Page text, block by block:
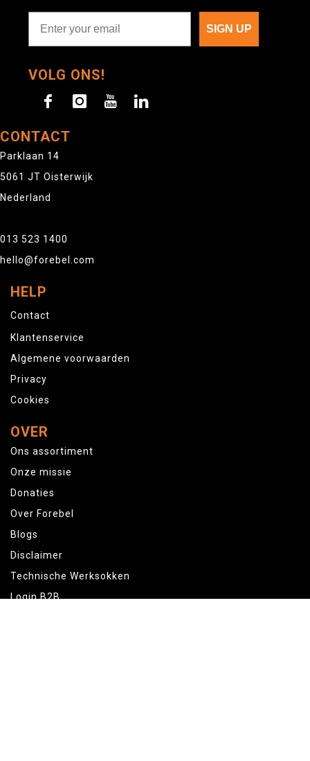
SIGN UP
VOLG ONS!
CONTACT
Parklaan 14
5061 JT Oisterwijk
Nederland
013 523 1400
hello@forebel.com
HELP
Contact
Klantenservice
Algemene voorwaarden
Privacy
Cookies
OVER
Ons assortiment
Onze missie
Donaties
Over Forebel
Blogs
Disclaimer
Technische Werksokken
Login B2B